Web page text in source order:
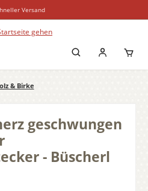
Versand
& Birke
geschwungen
- Büscherl